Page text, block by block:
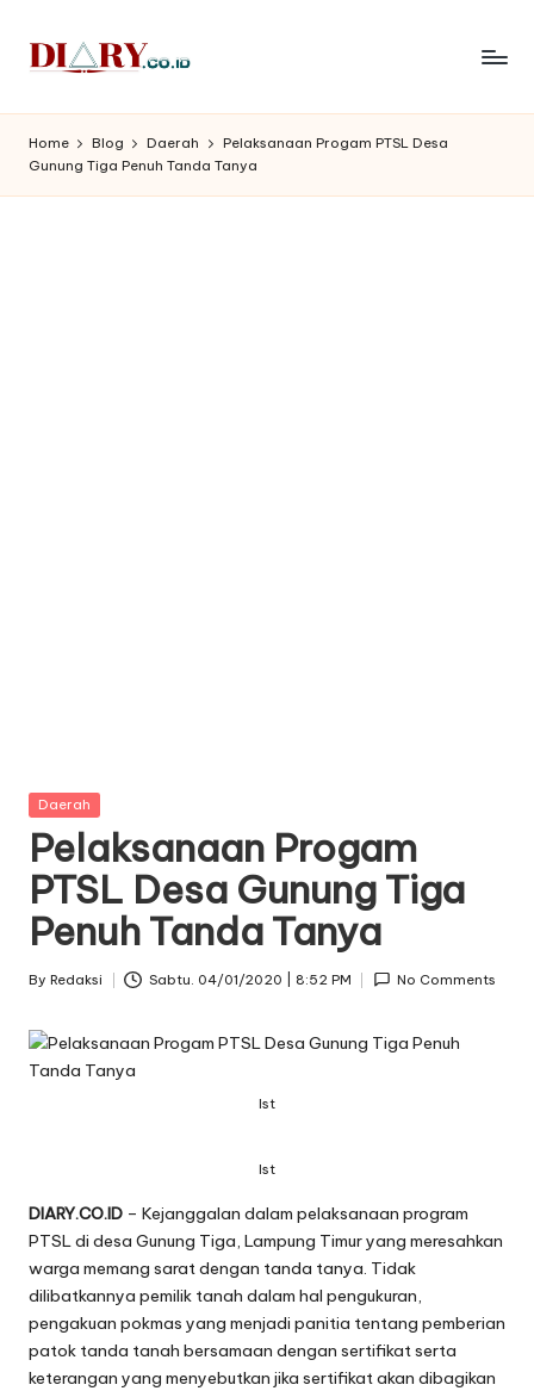
Skip
D
i
a
Indonesia
Home Blog Daerah
Pelaksanaan Progam PTSL Desa
Gunung Tiga Penuh Tanda Tanya
Posted
Daerah
Pelaksanaan Progam
PTSL Desa Gunung Tiga
Penuh Tanda Tanya
Posted
By Redaksi Sabtu. 04/01/2020 | 8:52 PM No Comments
Ist
Ist
DIARY.CO.ID – Kejanggalan dalam pelaksanaan program
PTSL di desa Gunung Tiga, Lampung Timur yang meresahkan
warga memang sarat dengan tanda tanya. Tidak
dilibatkannya pemilik tanah dalam hal pengukuran,
pengakuan pokmas yang menjadi panitia tentang pemberian
patok tanda tanah bersamaan dengan sertifikat serta
keterangan yang menyebutkan jika sertifikat akan dibagikan